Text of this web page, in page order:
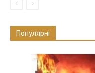
Популярні